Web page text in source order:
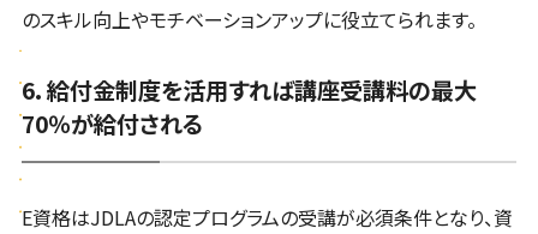
のスキル向上やモチベーションアップに役立てられます。
6. 給付金制度を活用すれば講座受講料の最大
70％が給付される
E資格はJDLAの認定プログラムの受講が必須条件となり、資